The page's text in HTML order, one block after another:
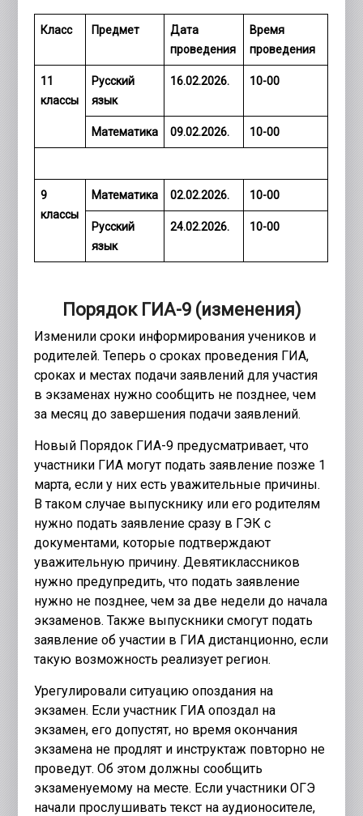
Класс Предмет
Дата
проведения
Время
проведения
11
классы
Русский
язык
16.02.2026. 10-00
Математика 09.02.2026. 10-00
9
классы
Математика 02.02.2026. 10-00
Русский
язык
24.02.2026. 10-00
Порядок ГИА-9 (изменения)
Изменили сроки информирования учеников и
родителей. Теперь о сроках проведения ГИА,
сроках и местах подачи заявлений для участия
в экзаменах нужно сообщить не позднее, чем
за месяц до завершения подачи заявлений.
Новый Порядок ГИА-9 предусматривает, что
участники ГИА могут подать заявление позже 1
марта, если у них есть уважительные причины.
В таком случае выпускнику или его родителям
нужно подать заявление сразу в ГЭК с
документами, которые подтверждают
уважительную причину. Девятиклассников
нужно предупредить, что подать заявление
нужно не позднее, чем за две недели до начала
экзаменов. Также выпускники смогут подать
заявление об участии в ГИА дистанционно, если
такую возможность реализует регион.
Урегулировали ситуацию опоздания на
экзамен. Если участник ГИА опоздал на
экзамен, его допустят, но время окончания
экзамена не продлят и инструктаж повторно не
проведут. Об этом должны сообщить
экзаменуемому на месте. Если участники ОГЭ
начали прослушивать текст на аудионосителе,